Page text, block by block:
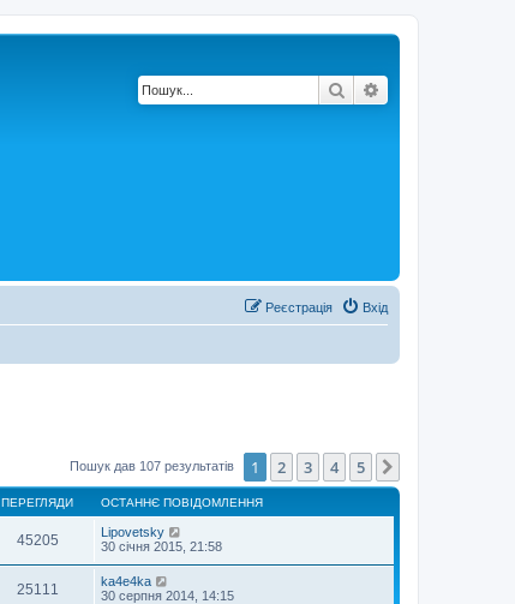
Пошук
Вхід
Реєстрація
Пошук дав 107 результатів 1 2 3 4 5
ПЕРЕГЛЯДИ ОСТАННЄ ПОВІДОМЛЕННЯ
45205
Lipovetsky
30 січня 2015, 21:58
25111
ka4e4ka
30 серпня 2014, 14:15